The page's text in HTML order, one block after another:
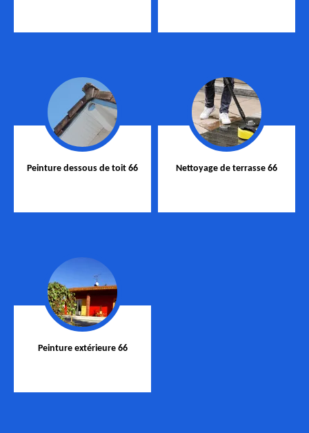
Peinture dessous de toit 66 Nettoyage de terrasse 66
Peinture extérieure 66